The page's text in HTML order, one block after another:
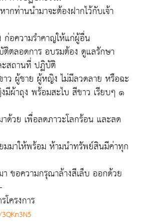
กท่านนำมาจะต้องฝากไว้กับเจ้า
อความรำคาญให้แก่ผู้อื่น
ตลอดการ อบรมต้อง ดูแลรักษา
สถานที่ ปฏิบัติ
ว ผู้ชาย ผู้หญิง ไม่มีลวดลาย หรือฉะ
ผ้าถุง พร้อมสะไบ สีขาว เรียบๆ ๑
ด้วย เพื่อลดภาวะโลกร้อน และลด
มมาให้พร้อม ห้ามนำทรัพย์สินมีค่าทุก
ขอความกรุณาล้างสีเล็บ ออกด้วย
โครงการ